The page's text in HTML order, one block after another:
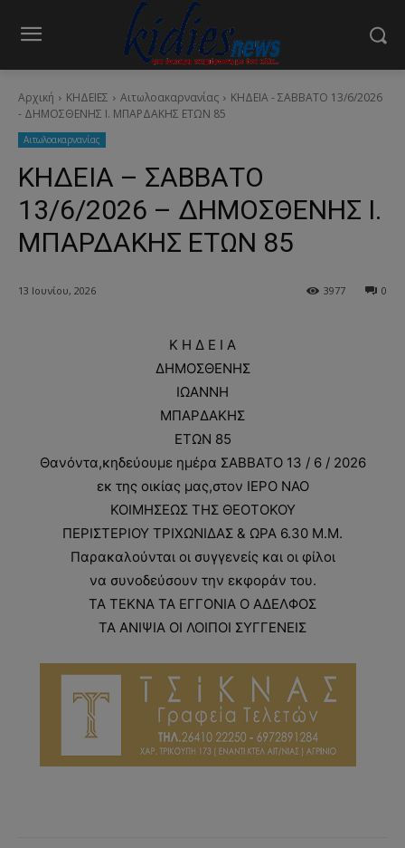
Αρχική ΚΗΔΕΙΕΣ Aιτωλοακαρνανίας
ΚΗΔΕΙΑ - ΣΑΒΒΑΤΟ 13/6/2026
- ΔΗΜΟΣΘΕΝΗΣ Ι. ΜΠΑΡΔΑΚΗΣ ΕΤΩΝ 85
Aιτωλοακαρνανίας
ΚΗΔΕΙΑ – ΣΑΒΒΑΤΟ
13/6/2026 – ΔΗΜΟΣΘΕΝΗΣ Ι.
ΜΠΑΡΔΑΚΗΣ ΕΤΩΝ 85
13 Ιουνίου, 2026 0
3977
Κ Η Δ Ε Ι Α
ΔΗΜΟΣΘΕΝΗΣ
ΙΩΑΝΝΗ
ΜΠΑΡΔΑΚΗΣ
ΕΤΩΝ 85
Θανόντα,κηδεύουμε ημέρα ΣΑΒΒΑΤΟ 13 / 6 / 2026
εκ της οικίας μας,στον ΙΕΡΟ ΝΑΟ
ΚΟΙΜΗΣΕΩΣ ΤΗΣ ΘΕΟΤΟΚΟΥ
ΠΕΡΙΣΤΕΡΙΟΥ ΤΡΙΧΩΝΙΔΑΣ & ΩΡΑ 6.30 Μ.Μ.
Παρακαλούνται οι συγγενείς και οι φίλοι
να συνοδεύσουν την εκφοράν του.
ΤΑ ΤΕΚΝΑ ΤΑ ΕΓΓΟΝΙΑ Ο ΑΔΕΛΦΟΣ
ΤΑ ΑΝΙΨΙΑ ΟΙ ΛΟΙΠΟΙ ΣΥΓΓΕΝΕΙΣ